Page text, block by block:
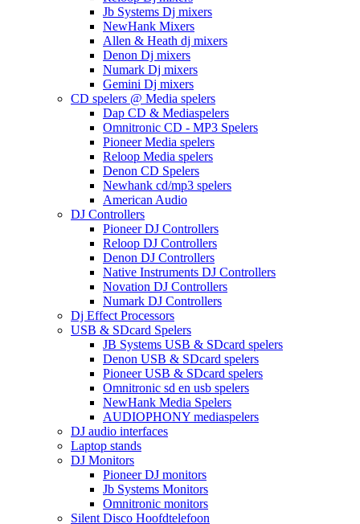
Jb Systems Dj mixers
NewHank Mixers
Allen & Heath dj mixers
Denon Dj mixers
Numark Dj mixers
Gemini Dj mixers
CD spelers @ Media spelers
Dap CD & Mediaspelers
Omnitronic CD - MP3 Spelers
Pioneer Media spelers
Reloop Media spelers
Denon CD Spelers
Newhank cd/mp3 spelers
American Audio
DJ Controllers
Pioneer DJ Controllers
Reloop DJ Controllers
Denon DJ Controllers
Native Instruments DJ Controllers
Novation DJ Controllers
Numark DJ Controllers
Dj Effect Processors
USB & SDcard Spelers
JB Systems USB & SDcard spelers
Denon USB & SDcard spelers
Pioneer USB & SDcard spelers
Omnitronic sd en usb spelers
NewHank Media Spelers
AUDIOPHONY mediaspelers
DJ audio interfaces
Laptop stands
DJ Monitors
Pioneer DJ monitors
Jb Systems Monitors
Omnitronic monitors
Silent Disco Hoofdtelefoon